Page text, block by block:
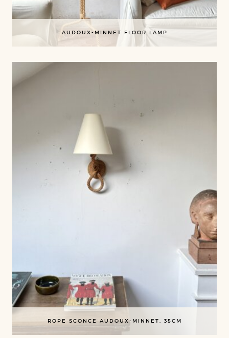
AUDOUX-MINNET FLOOR LAMP
ROPE SCONCE AUDOUX-MINNET, 35CM